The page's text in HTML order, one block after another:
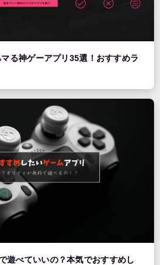
マる神ゲーアプリ35選！おすすめラ
遊べていいの？本気でおすすめし